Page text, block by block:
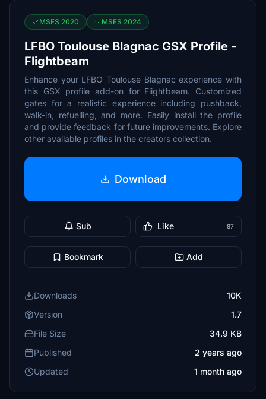
MSFS 2020 MSFS 2024
LFBO Toulouse Blagnac GSX Profile -
Flightbeam
Enhance your LFBO Toulouse Blagnac experience with
this GSX profile add-on for Flightbeam. Customized
gates for a realistic experience including pushback,
walk-in, refuelling, and more. Easily install the profile
and provide feedback for future improvements. Explore
other available profiles in the creators collection.
Download
Sub Like 87
Bookmark Add
Downloads
10K
Version
1.7
File Size
34.9 KB
Published
2 years ago
Updated
1 month ago